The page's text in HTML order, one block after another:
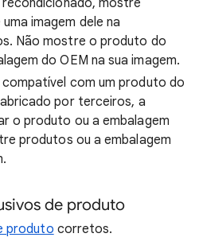
mostre
imagem dele na
Não mostre o produto do
do OEM na sua imagem.
com um produto do
por terceiros, a
o produto ou a embalagem
produtos ou a embalagem
de produto
produto corretos.